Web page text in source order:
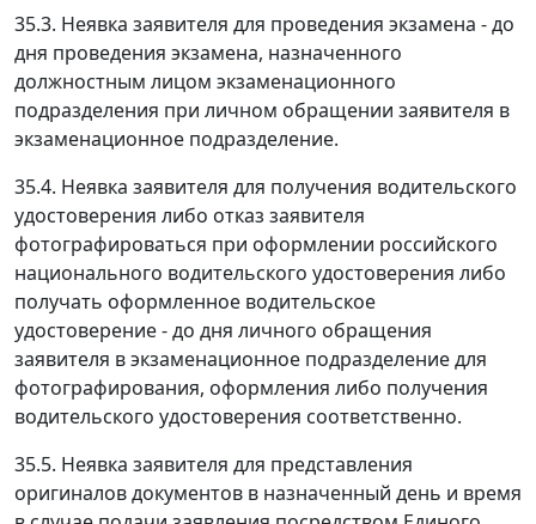
35.3. Неявка заявителя для проведения экзамена - до
дня проведения экзамена, назначенного
должностным лицом экзаменационного
подразделения при личном обращении заявителя в
экзаменационное подразделение.
35.4. Неявка заявителя для получения водительского
удостоверения либо отказ заявителя
фотографироваться при оформлении российского
национального водительского удостоверения либо
получать оформленное водительское
удостоверение - до дня личного обращения
заявителя в экзаменационное подразделение для
фотографирования, оформления либо получения
водительского удостоверения соответственно.
35.5. Неявка заявителя для представления
оригиналов документов в назначенный день и время